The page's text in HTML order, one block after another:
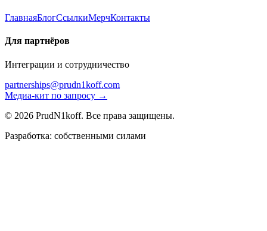
ГлавнаяБлогСсылкиМерчКонтакты
Для партнёров
Интеграции и сотрудничество
partnerships@prudn1koff.com
Медиа-кит по запросу →
© 2026 PrudN1koff. Все права защищены.
Разработка: собственными силами